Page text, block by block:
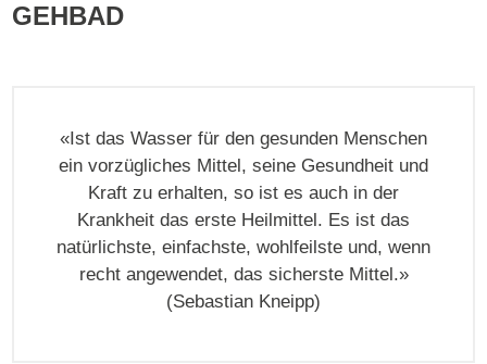
GEHBAD
«Ist das Wasser für den gesunden Menschen
ein vorzügliches Mittel, seine Gesundheit und
Kraft zu erhalten, so ist es auch in der
Krankheit das erste Heilmittel. Es ist das
natürlichste, einfachste, wohlfeilste und, wenn
recht angewendet, das sicherste Mittel.»
(Sebastian Kneipp)